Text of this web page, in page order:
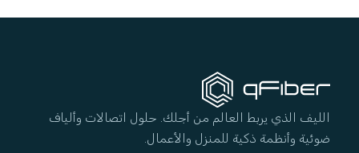
الليف الذي يربط العالم من أجلك. حلول اتصالات وألياف
ضوئية وأنظمة ذكية للمنزل والأعمال.